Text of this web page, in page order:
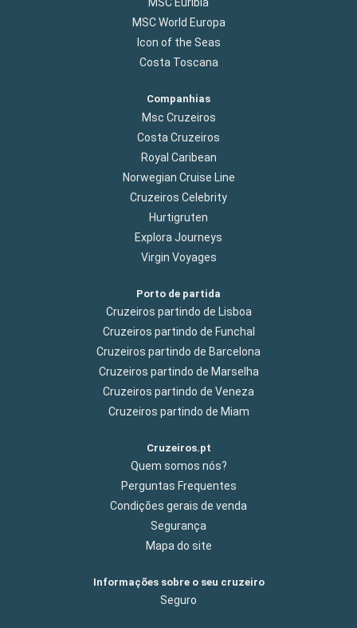
MSC Euribia
MSC World Europa
Icon of the Seas
Costa Toscana
Companhias
Msc Cruzeiros
Costa Cruzeiros
Royal Caribean
Norwegian Cruise Line
Cruzeiros Celebrity
Hurtigruten
Explora Journeys
Virgin Voyages
Porto de partida
Cruzeiros partindo de Lisboa
Cruzeiros partindo de Funchal
Cruzeiros partindo de Barcelona
Cruzeiros partindo de Marselha
Cruzeiros partindo de Veneza
Cruzeiros partindo de Miam
Cruzeiros.pt
Quem somos nós?
Perguntas Frequentes
Condições gerais de venda
Segurança
Mapa do site
Informações sobre o seu cruzeiro
Seguro